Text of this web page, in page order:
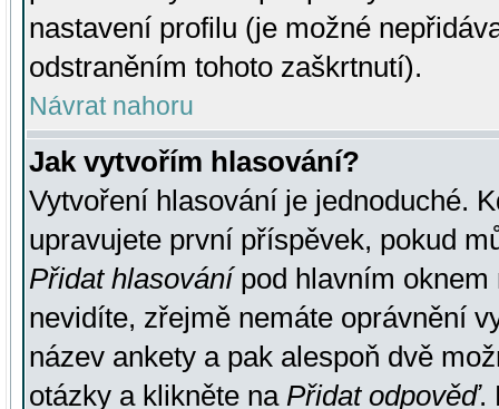
nastavení profilu (je možné
odstraněním tohoto zaškrtnutí).
Návrat nahoru
Jak vytvořím hlasování?
Vytvoření hlasování je jednoduché.
upravujete první příspěvek, pokud
Přidat hlasovánípod hlavním oknem
nevidíte, zřejmě nemáte oprávnění
název ankety a pak alespoň dvě
otázky a klikněte na Přidat odpověď.